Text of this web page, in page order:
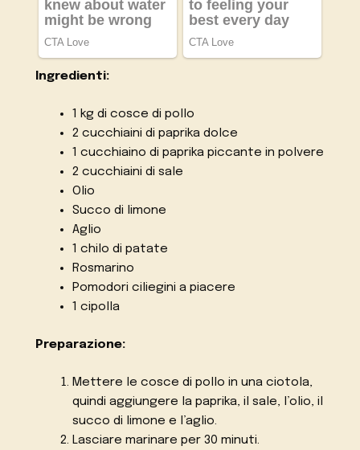
Ingredienti:
1 kg di cosce di pollo
2 cucchiaini di paprika dolce
1 cucchiaino di paprika piccante in polvere
2 cucchiaini di sale
Olio
Succo di limone
Aglio
1 chilo di patate
Rosmarino
Pomodori ciliegini a piacere
1 cipolla
Preparazione:
Mettere le cosce di pollo in una ciotola,
quindi aggiungere la paprika, il sale, l’olio, il
succo di limone e l’aglio.
Lasciare marinare per 30 minuti.